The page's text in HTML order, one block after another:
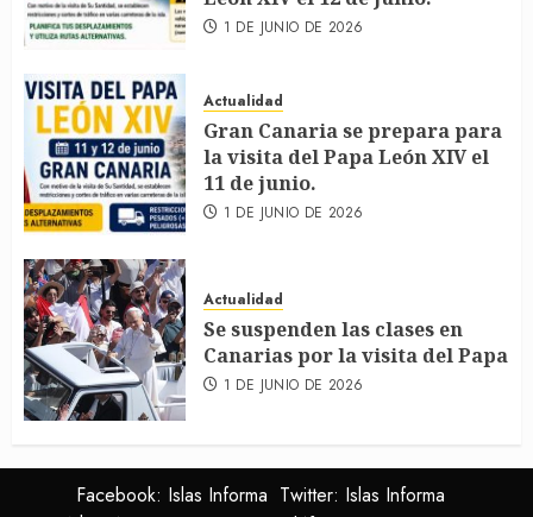
1 DE JUNIO DE 2026
Actualidad
Gran Canaria se prepara para
la visita del Papa León XIV el
11 de junio.
1 DE JUNIO DE 2026
Actualidad
Se suspenden las clases en
Canarias por la visita del Papa
1 DE JUNIO DE 2026
Facebook: Islas Informa Twitter: Islas Informa